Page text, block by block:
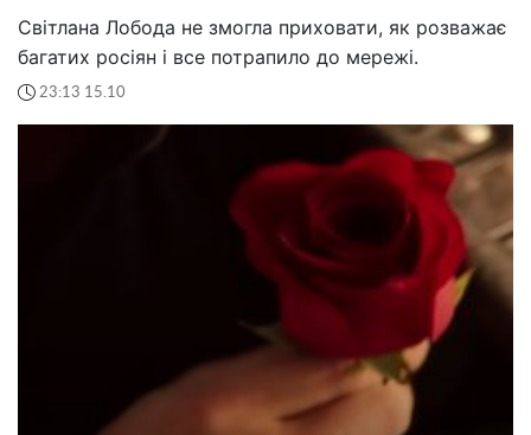
Світлана Лобода не змогла приховати, як розважає
багатих росіян і все потрапило до мережі.
23:13 15.10